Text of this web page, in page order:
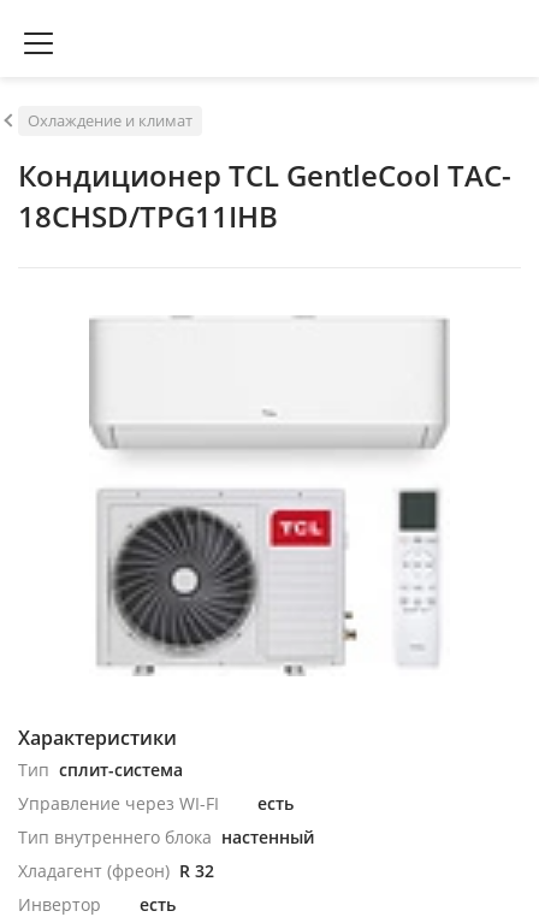
Охлаждение и климат
Кондиционер TCL GentleCool TAC-
18CHSD/TPG11IHB
Характеристики
Тип сплит-система
Управление через WI-FI
есть
Тип внутреннего блока настенный
Хладагент (фреон) R 32
Инвертор
есть